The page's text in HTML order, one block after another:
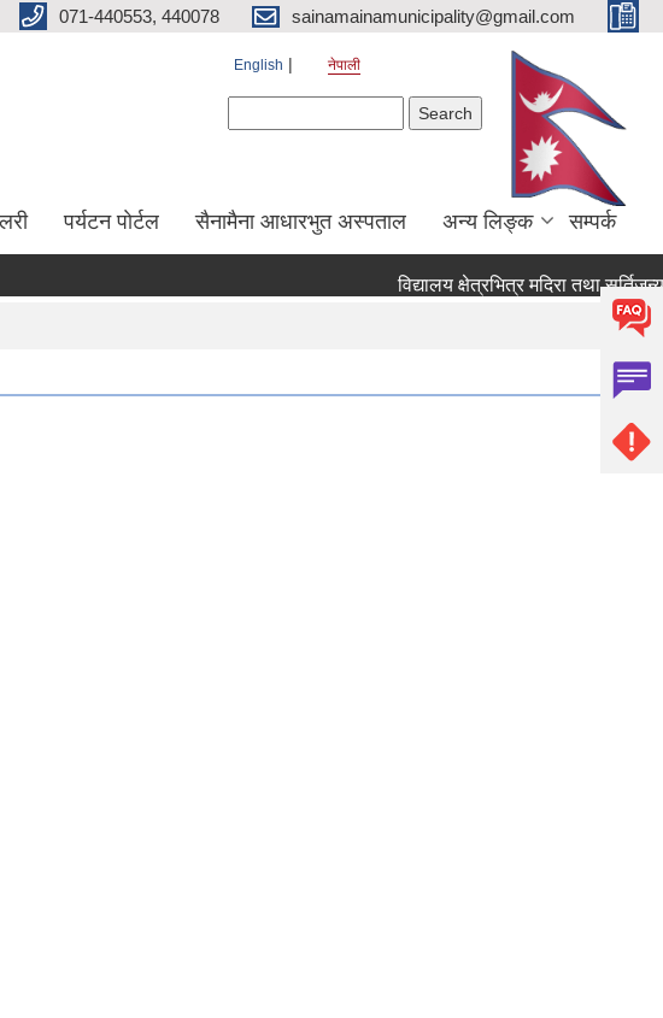
071-440553, 440078 sainamainamunicipality@gmail.com
English नेपाली
पर्यटन पाेर्टल सैनामैना आधारभुत अस्पताल अन्य लिङ्क सम्पर्क
विद्यालय क्षेत्रभित्र मदिरा तथा